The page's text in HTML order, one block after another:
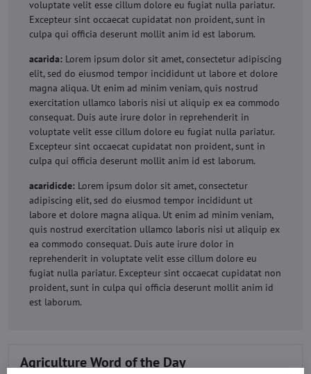
voluptate velit esse cillum dolore eu fugiat nulla pariatur.
Excepteur sint occaecat cupidatat non proident, sunt in
culpa qui officia deserunt mollit anim id est laborum.
acarida: Lorem ipsum dolor sit amet, consectetur adipiscing
elit, sed do eiusmod tempor incididunt ut labore et dolore
magna aliqua. Ut enim ad minim veniam, quis nostrud
exercitation ullamco laboris nisi ut aliquip ex ea commodo
consequat. Duis aute irure dolor in reprehenderit in
voluptate velit esse cillum dolore eu fugiat nulla pariatur.
Excepteur sint occaecat cupidatat non proident, sunt in
culpa qui officia deserunt mollit anim id est laborum.
acaridicde: Lorem ipsum dolor sit amet, consectetur
adipiscing elit, sed do eiusmod tempor incididunt ut
labore et dolore magna aliqua. Ut enim ad minim veniam,
quis nostrud exercitation ullamco laboris nisi ut aliquip ex
ea commodo consequat. Duis aute irure dolor in
reprehenderit in voluptate velit esse cillum dolore eu
fugiat nulla pariatur. Excepteur sint occaecat cupidatat non
proident, sunt in culpa qui officia deserunt mollit anim id
est laborum.
Agriculture Word of the Day